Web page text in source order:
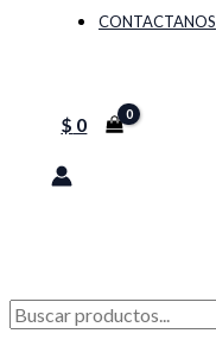
CONTACTANOS
$ 0